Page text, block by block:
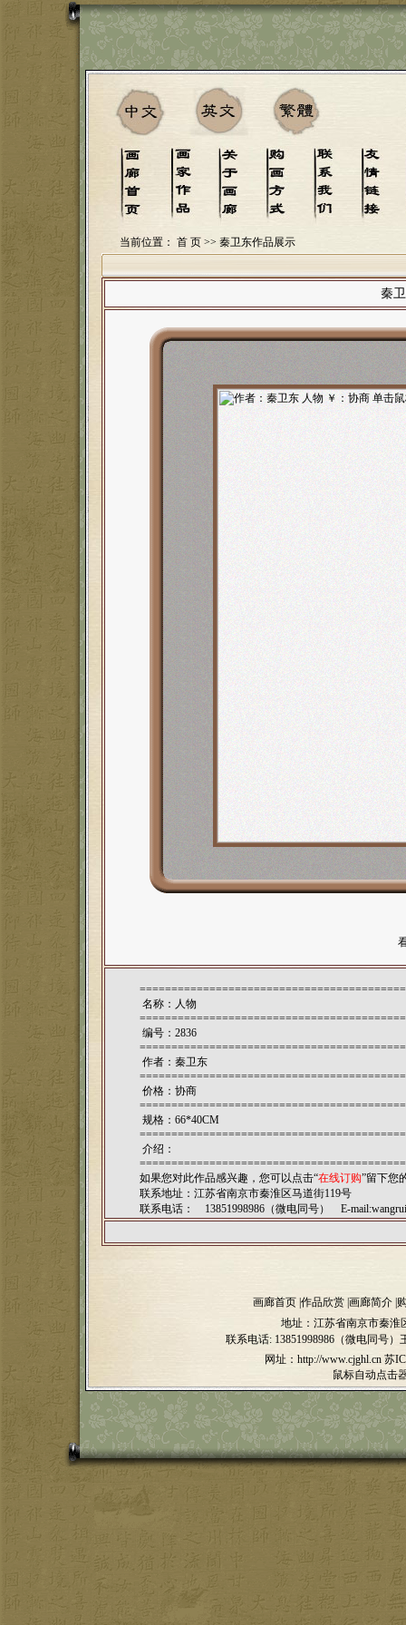
当前位置： 首 页>> 秦卫东作品展示
秦
名称：人物
编号：2836
作者： 秦卫东
价格：协商
规格：66*40CM
介绍：
如果您对此作品感兴趣，您可以点击“在线订购”留下您
联系地址：江苏省南京市秦淮区马道街119号
联系电话： 13851998986（微电同号） E-mail:
画廊首页 作品欣赏 画廊简介
地址：江苏省南京市秦淮
联系电话: 13851998986（微电同号）
网址：http://www.cjghl.cn 苏
鼠标自动点击